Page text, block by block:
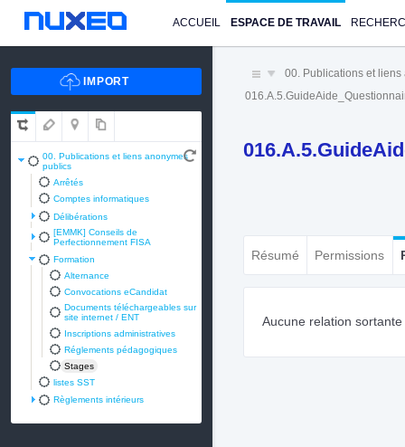
ACCUEIL ESPACE DE TRAVAIL
00. Publications et liens anonymes
publics
Arrêtés
Comptes informatiques
Délibérations
[EMMK] Conseils de
Perfectionnement FISA
Formation
Alternance
Convocations eCandidat
Documents téléchargeables sur
site internet / ENT
Inscriptions administratives
Réglements pédagogiques
Stages
listes SST
Règlements intérieurs
00. Publications et
Résumé Permissions
Aucune relation